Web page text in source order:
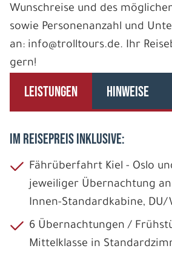
Wunschreise und des
sowie Personenanzahl und
an: info@trolltours.de. Ihr
gern!
LEISTUNGEN HINWEISE
IM REISEPREIS INKLUSIVE:
Fährüberfahrt Kiel - Oslo
jeweiliger Übernachtung
Innen-Standardkabine, DU/
6 Übernachtungen /
Mittelklasse in